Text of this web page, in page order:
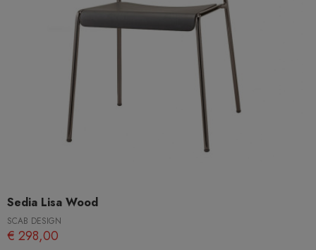
Sedia Lisa Wood
SCAB DESIGN
€ 298,00